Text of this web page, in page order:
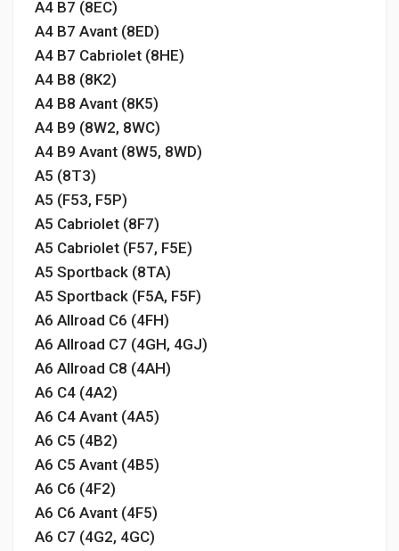
A4 B7 (8EC)
A4 B7 Avant (8ED)
A4 B7 Cabriolet (8HE)
A4 B8 (8K2)
A4 B8 Avant (8K5)
A4 B9 (8W2, 8WC)
A4 B9 Avant (8W5, 8WD)
A5 (8T3)
A5 (F53, F5P)
A5 Cabriolet (8F7)
A5 Cabriolet (F57, F5E)
A5 Sportback (8TA)
A5 Sportback (F5A, F5F)
A6 Allroad C6 (4FH)
A6 Allroad C7 (4GH, 4GJ)
A6 Allroad C8 (4AH)
A6 C4 (4A2)
A6 C4 Avant (4A5)
A6 C5 (4B2)
A6 C5 Avant (4B5)
A6 C6 (4F2)
A6 C6 Avant (4F5)
A6 C7 (4G2, 4GC)